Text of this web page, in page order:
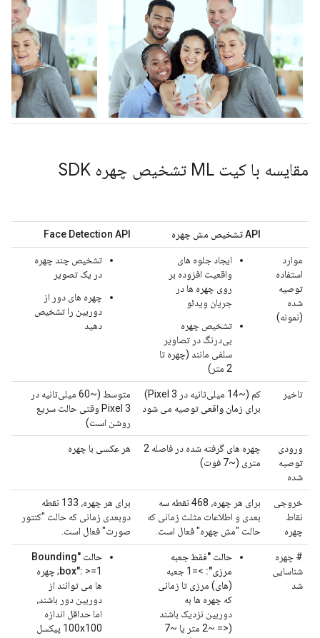
مقایسه با کیت ML تشخیص چهره SDK
API تشخیص مش چهره Face Detection API
موارد
استفاده
توصیه
شده
(نمونه)
ایجاد جلوه های
واقعیت افزوده بر
روی چهره ها در
جریان ویدئو
تشخیص چهره
بی‌درنگ در تصاویر
سلفی مانند (چهره تا
2 متر)
تشخیص چند چهره
در یک تصویر
چهره های دور از
دوربین را تشخیص
دهید
تاخیر
کم (~14 میلی‌ثانیه در Pixel 3)
برای زمان واقعی توصیه می شود
متوسط ​​(~60 میلی‌ثانیه در
Pixel 3 وقتی حالت سریع
روشن است)
ورودی
توصیه
شده
چهره های گرفته شده در فاصله 2
متری (~7 فوت)
هر عکسی با چهره
خروجی
نقاط
چهره
برای هر چهره، 468 نقطه سه
بعدی و اطلاعات مثلث زمانی که
حالت "مش چهره" فعال است.
برای هر چهره، 133 نقطه
دوبعدی زمانی که حالت "کنتور
صورت" فعال است.
# چهره
شناسایی
شد
حالت "فقط جعبه
مرزی":
>=1 جعبه
(های) مرزی تا زمانی
که چهره ها به
دوربین نزدیک باشند
(<= ~2 متر یا ~7
حالت "Bounding
box":>=1; چهره
ها می توانند از
دوربین دور باشند،
اما حداقل اندازه
100x100 پیکسل